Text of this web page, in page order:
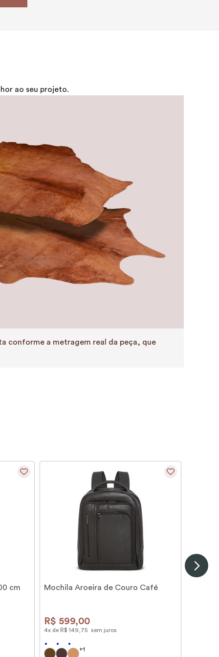
ao seu projeto.
conforme a metragem real da peça, que
cm Mochila Aroeira de Couro Café
R$ 599,00
4x de R$ 149 75 sem juros
+1